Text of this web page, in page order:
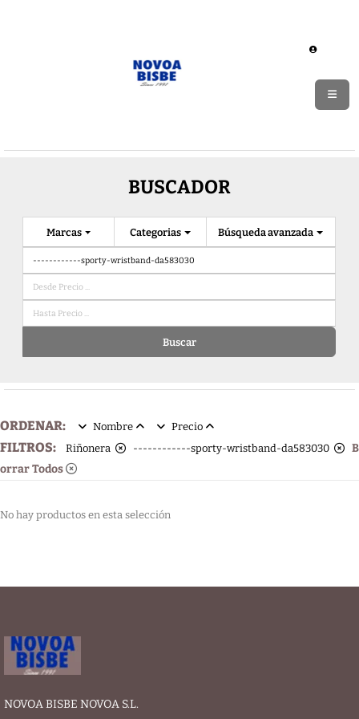
BUSCADOR
Categorias
Marcas Búsqueda avanzada
Buscar
ORDENAR: Nombre Precio
FILTROS: Riñonera ------------sporty-wristband-da583030
B
orrar Todos
No hay productos en esta selección
NOVOA BISBE NOVOA S.L.